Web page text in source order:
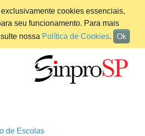
cookies essenciais,
seu funcionamento. Para mais
nossa Política de Cookies. Ok
de Escolas